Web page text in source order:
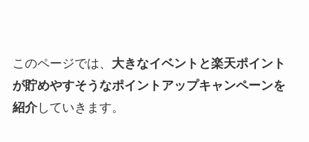
このページでは、 大きなイベントと楽天ポイント
が貯めやすそうなポイントアップキャンペーンを
紹介していきます。